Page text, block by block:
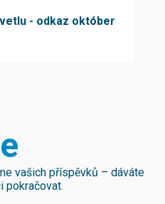
- odkaz október
vašich příspěvků – dáváte
pokračovat.